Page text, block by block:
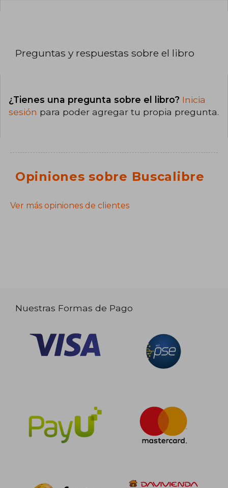
Preguntas y respuestas sobre el libro
¿Tienes una pregunta sobre el libro? Inicia
sesión para poder agregar tu propia pregunta.
Opiniones sobre Buscalibre
Ver más opiniones de clientes
Nuestras Formas de Pago